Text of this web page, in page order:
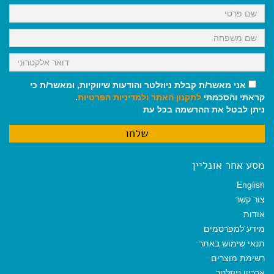
k
p
m
אני מאשר/ת קבלת ניוזלטר והודעות שיווקיות, ומאשר/ת כי
קראתי והסכמתי לתקנון האתר ולמדיניות הפרטיות.
ניתן לבטל את ההרשמה בכל עת
מסע אחר אונליין
English
צור קשר
אודות
מידע למפרסמים
תנאי שימוש באתר
רשימת מוצרים